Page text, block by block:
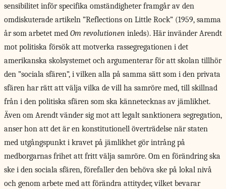
sensibilitet inför specifika omständigheter framgår av den
omdiskuterade artikeln ”Reflections on Little Rock” (1959, samma
år som arbetet med Om revolutionen inleds). Här invänder Arendt
mot politiska försök att motverka rassegregationen i det
amerikanska skolsystemet och argumenterar för att skolan tillhör
den ”sociala sfären”, i vilken alla på samma sätt som i den privata
sfären har rätt att välja vilka de vill ha samröre med, till skillnad
från i den politiska sfären som ska kännetecknas av jämlikhet.
Även om Arendt vänder sig mot att legalt sanktionera segregation,
anser hon att det är en konstitutionell överträdelse när staten
med utgångspunkt i kravet på jämlikhet gör intrång på
medborgarnas frihet att fritt välja samröre. Om en förändring ska
ske i den sociala sfären, förefaller den behöva ske på lokal nivå
och genom arbete med att förändra attityder, vilket bevarar